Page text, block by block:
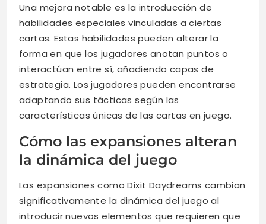
Una mejora notable es la introducción de
habilidades especiales vinculadas a ciertas
cartas. Estas habilidades pueden alterar la
forma en que los jugadores anotan puntos o
interactúan entre sí, añadiendo capas de
estrategia. Los jugadores pueden encontrarse
adaptando sus tácticas según las
características únicas de las cartas en juego.
Cómo las expansiones alteran
la dinámica del juego
Las expansiones como Dixit Daydreams cambian
significativamente la dinámica del juego al
introducir nuevos elementos que requieren que